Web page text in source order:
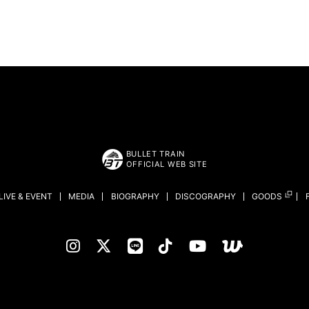
BULLET TRAIN
OFFICIAL WEB SITE
& EVENT MEDIA BIOGRAPHY DISCOGRAPHY GOODS